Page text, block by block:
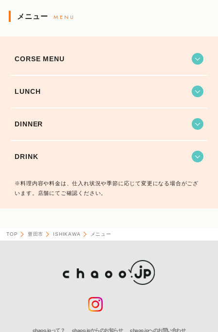
メニュー MENU
CORSE MENU
LUNCH
DINNER
DRINK
※料理内容や料金は、仕入れ状況や季節に応じて変更になる場合がござ
います。店舗にてご確認ください。
TOP 豊田市 ISHIKAWA メニュー
chaoo.jpって？ chaoo.jpからのお知らせ chaoo.jpへのお問い合わせ